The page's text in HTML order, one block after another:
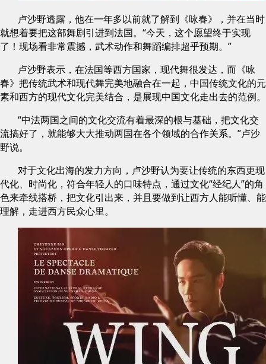
卢沙野透露，他在一年多以前就了解到《咏春》，并在当时
就想着要把这部舞剧引进到法国。“今天，这个愿望终于实现
了！现场看非常震撼，武术动作和舞蹈编排超乎预期。”
卢沙野表示，在法国等西方国家，现代舞很发达，而《咏
春》把传统武术和现代舞完美地融合在一起，中国传统文化的元
素和西方的现代文化完美结合，是展现中国文化走出去的范例。
“中法两国之间的文化交流有着最深的根与基础，把文化交
流搞好了，就能够大大推动两国在各个领域的合作关系。”卢沙
野说。
对于文化出海的发力方向，卢沙野认为要让传统的东西更现
代化、时尚化，符合年轻人的口味特点，通过文化“经纪人”的角
色来牵线搭桥，把文化引出来，并且要做到让西方人能听懂、能
理解，走进西方民众心里。